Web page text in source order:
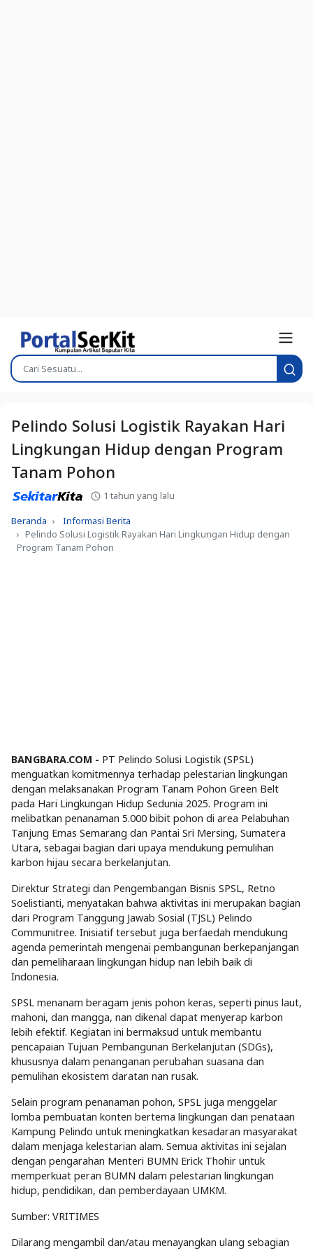
Pelindo Solusi Logistik Rayakan Hari
Lingkungan Hidup dengan Program
Tanam Pohon
1 tahun yang lalu
Beranda
Informasi Berita
Pelindo Solusi Logistik Rayakan Hari Lingkungan Hidup dengan
Program Tanam Pohon
BANGBARA.COM - PT Pelindo Solusi Logistik (SPSL)
menguatkan komitmennya terhadap pelestarian lingkungan
dengan melaksanakan Program Tanam Pohon Green Belt
pada Hari Lingkungan Hidup Sedunia 2025. Program ini
melibatkan penanaman 5.000 bibit pohon di area Pelabuhan
Tanjung Emas Semarang dan Pantai Sri Mersing, Sumatera
Utara, sebagai bagian dari upaya mendukung pemulihan
karbon hijau secara berkelanjutan.
Direktur Strategi dan Pengembangan Bisnis SPSL, Retno
Soelistianti, menyatakan bahwa aktivitas ini merupakan bagian
dari Program Tanggung Jawab Sosial (TJSL) Pelindo
Communitree. Inisiatif tersebut juga berfaedah mendukung
agenda pemerintah mengenai pembangunan berkepanjangan
dan pemeliharaan lingkungan hidup nan lebih baik di
Indonesia.
SPSL menanam beragam jenis pohon keras, seperti pinus laut,
mahoni, dan mangga, nan dikenal dapat menyerap karbon
lebih efektif. Kegiatan ini bermaksud untuk membantu
pencapaian Tujuan Pembangunan Berkelanjutan (SDGs),
khususnya dalam penanganan perubahan suasana dan
pemulihan ekosistem daratan nan rusak.
Selain program penanaman pohon, SPSL juga menggelar
lomba pembuatan konten bertema lingkungan dan penataan
Kampung Pelindo untuk meningkatkan kesadaran masyarakat
dalam menjaga kelestarian alam. Semua aktivitas ini sejalan
dengan pengarahan Menteri BUMN Erick Thohir untuk
memperkuat peran BUMN dalam pelestarian lingkungan
hidup, pendidikan, dan pemberdayaan UMKM.
Sumber: VRITIMES
Dilarang mengambil dan/atau menayangkan ulang sebagian